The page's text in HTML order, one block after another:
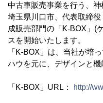
中古車販売事業を行う、神
埼玉県川口市、代表取締
成販売部門の「K-BOX」(
スを開始いたします。
「K-BOX」は、当社が培
ハウを元に、デザインと機
「K-BOX」URL： http://